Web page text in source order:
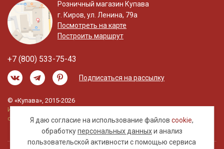
Я даю согласие на использование файловcookie,
обработкуперсональных данныхи анализ
пользовательской активности с помощью сервиса
Розничный магазин Купава
г. Киров, ул. Ленина, 79а
Посмотреть на карте
Построить маршрут
+7 (800) 533-75-43
Подписаться на рассылку
© «Купава», 2015-2026
Информация на сайте не является публичной
офертой.